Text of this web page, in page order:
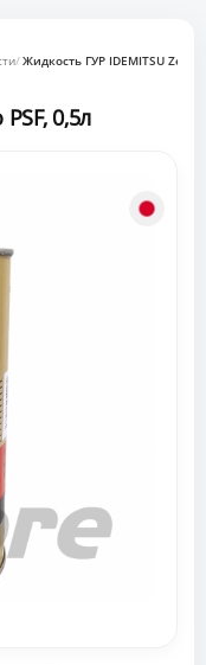
Жидкость ГУР IDEMITSU Zepro
0,5л